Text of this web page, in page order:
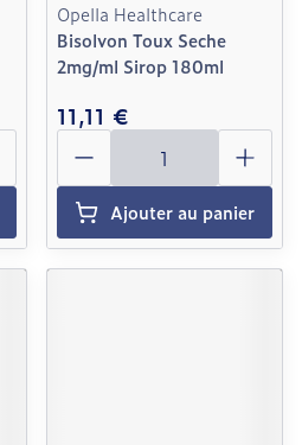
Opella Healthcare
Bisolvon Toux Seche
2mg/ml Sirop 180ml
11,11 €
Quantité
Ajouter au panier